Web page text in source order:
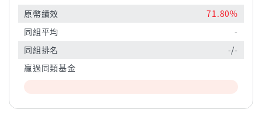
原幣績效
71.80%
同組平均
-
同組排名
-/-
贏過同類基金